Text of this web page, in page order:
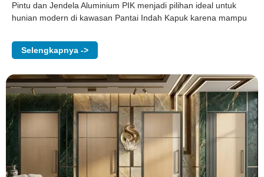
Pintu dan Jendela Aluminium PIK menjadi pilihan ideal untuk
hunian modern di kawasan Pantai Indah Kapuk karena mampu
Selengkapnya ->